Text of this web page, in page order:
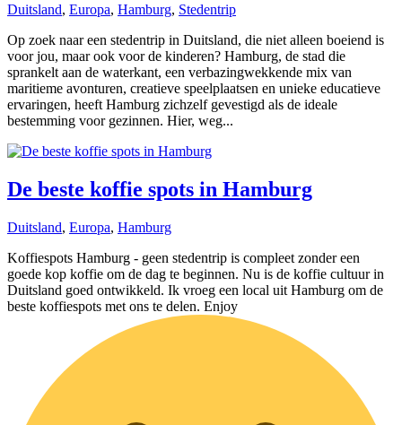
Duitsland, Europa, Hamburg, Stedentrip
Op zoek naar een stedentrip in Duitsland, die niet alleen boeiend is
voor jou, maar ook voor de kinderen? Hamburg, de stad die
sprankelt aan de waterkant, een verbazingwekkende mix van
maritieme avonturen, creatieve speelplaatsen en unieke educatieve
ervaringen, heeft Hamburg zichzelf gevestigd als de ideale
bestemming voor gezinnen. Hier, weg...
De beste koffie spots in Hamburg
Duitsland, Europa, Hamburg
Koffiespots Hamburg - geen stedentrip is compleet zonder een
goede kop koffie om de dag te beginnen. Nu is de koffie cultuur in
Duitsland goed ontwikkeld. Ik vroeg een local uit Hamburg om de
beste koffiespots met ons te delen. Enjoy